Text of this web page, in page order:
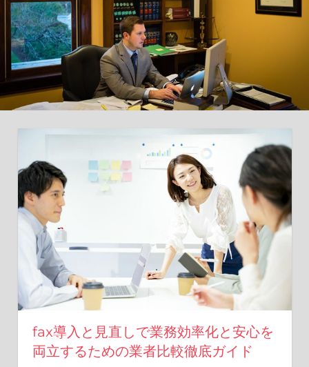
想
の
顧
客
に
届
く
新
し
プ
ロ
ー
チ
を。
fax導入と見直しで業務効率化と安心を
両立するための業者比較徹底ガイド